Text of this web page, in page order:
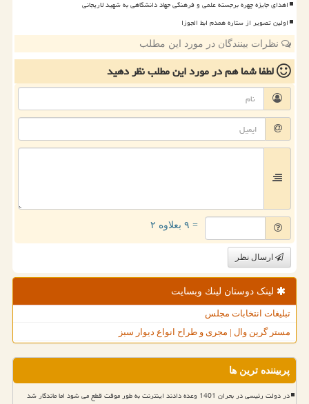
اهدای جایزه چهره برجسته علمی و فرهنگی جهاد دانشگاهی به شهید لاریجانی
اولین تصویر از ستاره همدم ابط الجوزا
نظرات بینندگان در مورد این مطلب
لطفا شما همدر مورد این مطلبنظر دهید
= ۹ بعلاوه ۲
ارسال نظر
لینک دوستان لینك وبسایت
تبلیغات انتخابات مجلس
مستر گرین وال | مجری و طراح انواع دیوار سبز
پربیننده ترین ها
در دولت رئیسی در بحران 1401 وعده دادند اینترنت به طور موقت قطع می شود اما ماندگار شد